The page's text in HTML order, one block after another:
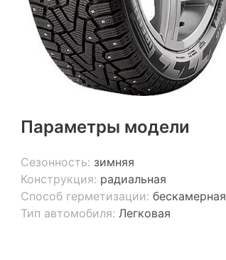
Параметры модели
Сезонность: зимняя
Конструкция: радиальная
Способ герметизации: бескамерная
Тип автомобиля: Легковая